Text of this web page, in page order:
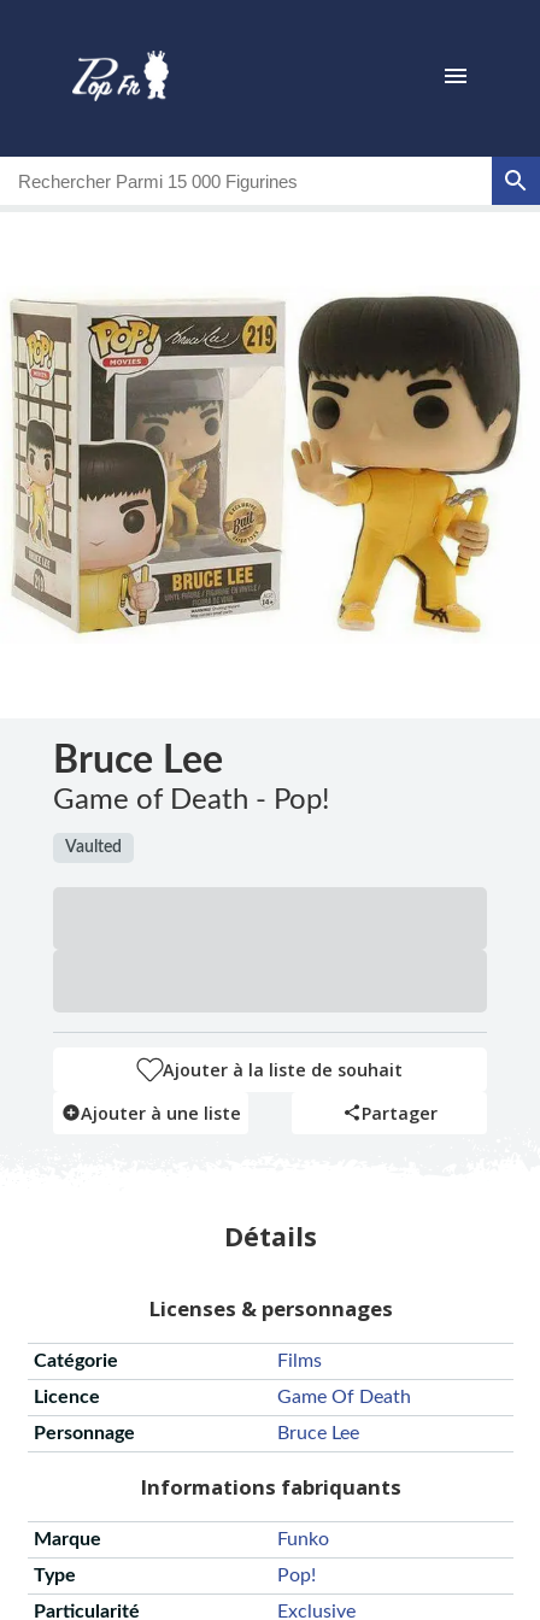
Bruce Lee
Game of Death - Pop!
Vaulted
Ajouter à la liste de souhait
Ajouter à une liste
Partager
Détails
Licenses & personnages
Catégorie
Films
Licence
Game Of Death
Personnage
Bruce Lee
Informations fabriquants
Marque
Funko
Type
Pop!
Particularité
Exclusive